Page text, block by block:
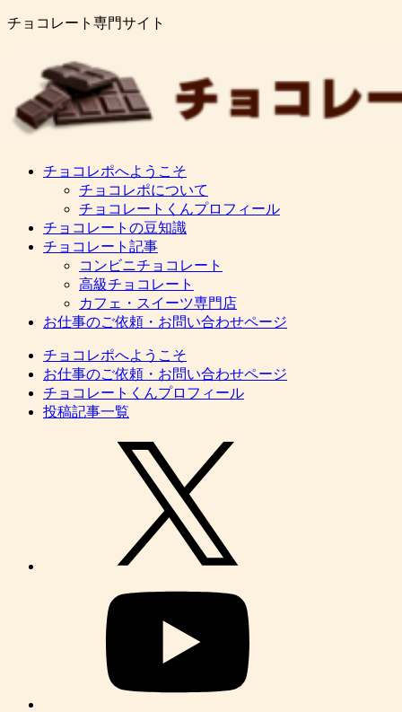
チョコレート専門サイト
チョコレポへようこそ
チョコレポについて
チョコレートくんプロフィール
チョコレートの豆知識
チョコレート記事
コンビニチョコレート
高級チョコレート
カフェ・スイーツ専門店
お仕事のご依頼・お問い合わせページ
チョコレポへようこそ
お仕事のご依頼・お問い合わせページ
チョコレートくんプロフィール
投稿記事一覧